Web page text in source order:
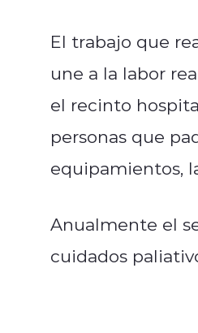
El trabajo que
une a la labor
el recinto
personas que
equipamientos,
Anualmente el
cuidados